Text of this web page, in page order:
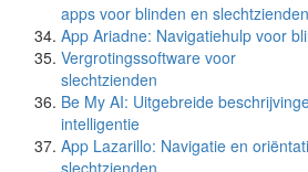
apps voor blinden en slechtzienden
App Ariadne: Navigatiehulp voor
Vergrotingssoftware voor
slechtzienden
Be My AI: Uitgebreide
intelligentie
App Lazarillo: Navigatie en
slechtzienden